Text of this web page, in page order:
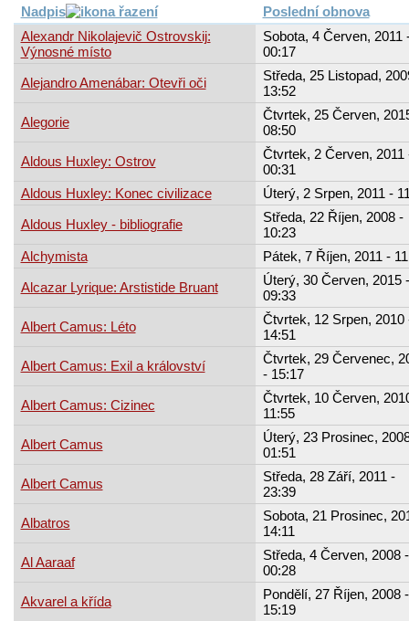
Nadpis
Poslední obnova
Alexandr Nikolajevič Ostrovskij:
Výnosné místo
Sobota, 4 Červen, 2011
00:17
Alejandro Amenábar: Otevři oči
Středa, 25 Listopad,
13:52
Alegorie
Čtvrtek, 25 Červen,
08:50
Aldous Huxley: Ostrov
Čtvrtek, 2 Červen, 2011
00:31
Aldous Huxley: Konec civilizace
Úterý, 2 Srpen, 2011 -
Aldous Huxley - bibliografie
Středa, 22 Říjen, 2008 -
10:23
Alchymista
Pátek, 7 Říjen, 2011 -
Alcazar Lyrique: Arstistide Bruant
Úterý, 30 Červen, 2015 -
09:33
Albert Camus: Léto
Čtvrtek, 12 Srpen, 2010
14:51
Albert Camus: Exil a království
Čtvrtek, 29 Červenec,
- 15:17
Albert Camus: Cizinec
Čtvrtek, 10 Červen,
11:55
Albert Camus
Úterý, 23 Prosinec,
01:51
Albert Camus
Středa, 28 Září, 2011 -
23:39
Albatros
Sobota, 21 Prosinec,
14:11
Al Aaraaf
Středa, 4 Červen, 2008 -
00:28
Akvarel a křída
Pondělí, 27 Říjen, 2008 -
15:19